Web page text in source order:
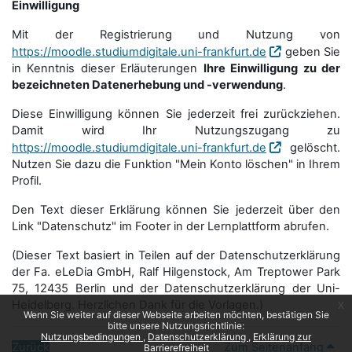
Wenn Sie weiter auf dieser Webseite arbeiten möchten, bestätigen Sie
bitte unsere Nutzungsrichtlinie:
Nutzungsbedingungen
Datenschutzerklärung
Erklärung zur
Barrierefreiheit
Einwilligung
Mit der Registrierung und Nutzung von
https://moodle.studiumdigitale.uni-frankfurt.de
geben Sie
in Kenntnis dieser Erläuterungen Ihre Einwilligung zu der
bezeichneten Datenerhebung und -verwendung.
Diese Einwilligung können Sie jederzeit frei zurückziehen.
Damit wird Ihr Nutzungszugang zu
https://moodle.studiumdigitale.uni-frankfurt.de
gelöscht.
Nutzen Sie dazu die Funktion "Mein Konto löschen" in Ihrem
Profil.
Den Text dieser Erklärung können Sie jederzeit über den
Link "Datenschutz" im Footer in der Lernplattform abrufen.
(Dieser Text basiert in Teilen auf der Datenschutzerklärung
der Fa. eLeDia GmbH, Ralf Hilgenstock, Am Treptower Park
75, 12435 Berlin und der Datenschutzerklärung der Uni-
Zurück Zum Seitenanfang